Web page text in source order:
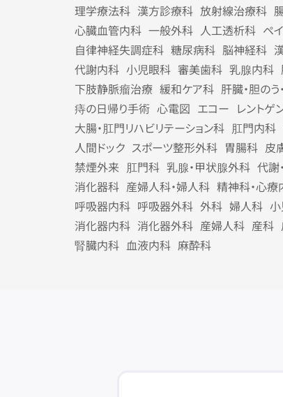
理学療法科 漢方診療科 放射線治療科
心臓血管内科 一般外科 人工透析科 ペ
自律神経失調症科 糖尿病科 脳神経科
代謝内科 小児眼科 審美歯科 乳腺内科
下肢静脈瘤治療 緩和ケア科 肝臓・胆の
痔の日帰り手術 心電図 エコー レントゲ
大腸・肛門リハビリテーション科 肛門内科
人間ドック スポーツ整形外科 胃腸科 皮
禁煙外来 肛門科 乳腺・甲状腺外科 代謝
消化器科 産婦人科・婦人科 精神科・心療
呼吸器内科 呼吸器外科 外科 婦人科
消化器内科 消化器外科 産婦人科 産科
腎臓内科 血液内科 麻酔科